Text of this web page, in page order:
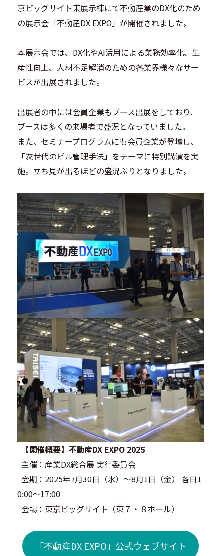
京ビッグサイト東展示棟にて不動産業のDX化のため
の展示会「不動産DX EXPO」が開催されました。
本展示会では、DX化やAI活用による業務効率化、生
産性向上、人材不足解消のための各業界様々なサー
ビスが出展されました。
出展者の中には会員企業もブース出展をしており、
ブースは多くの来場者で盛況となっていました。
また、セミナープログラムにも会員企業が登壇し、
「次世代のビル管理手法」をテーマに特別講演を実
施。立ち見が出るほどの盛況ぶりとなりました。
【開催概要】不動産DX EXPO 2025
主催：産業DX総合展 実行委員会
会期：2025年7月30日（水）～8月1日（金） 各日1
0:00～17:00
会場：東京ビッグサイト（東７・８ホール）
「不動産DX EXPO」公式ウェブサイト